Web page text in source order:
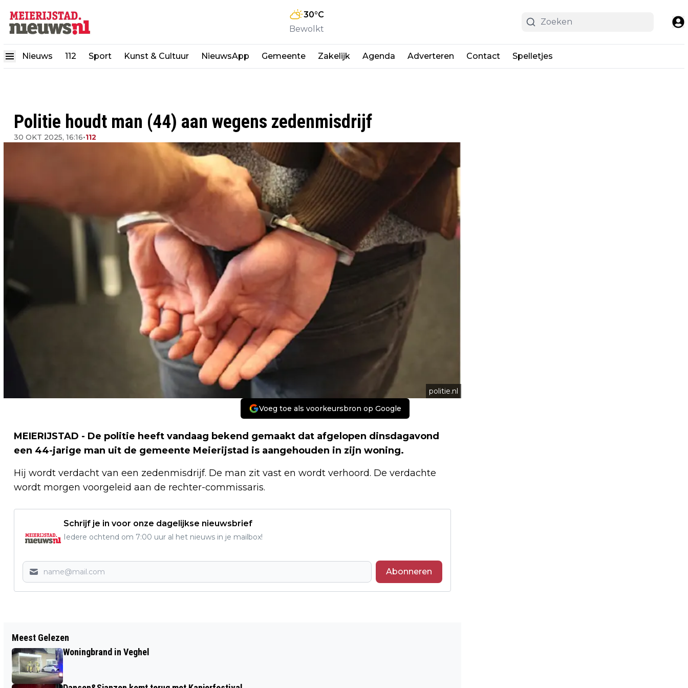
30°C
Bewolkt
Nieuws 112 Sport Kunst & Cultuur NieuwsApp Gemeente Zakelijk Agenda Adverteren Contact Spelletjes
Politie houdt man (44) aan wegens zedenmisdrijf
30 OKT 2025, 16:16•112
politie.nl
Voeg toe als voorkeursbron op Google
MEIERIJSTAD - De politie heeft vandaag bekend gemaakt dat afgelopen dinsdagavond
een 44-jarige man uit de gemeente Meierijstad is aangehouden in zijn woning.
Hij wordt verdacht van een zedenmisdrijf. De man zit vast en wordt verhoord. De verdachte
wordt morgen voorgeleid aan de rechter-commissaris.
Schrijf je in voor onze dagelijkse nieuwsbrief
Iedere ochtend om 7:00 uur al het nieuws in je mailbox!
Abonneren
PVV BLIJFT GROOTSTE PARTIJ IN
MEIERIJSTAD, D66 EN CDA BOEKEN
WINST
Meest Gelezen
Woningbrand in Veghel